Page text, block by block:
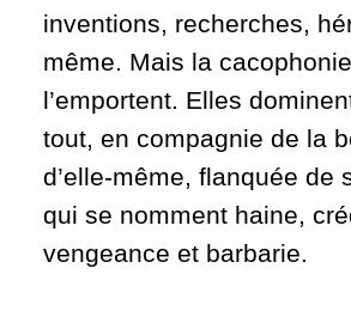
inventions, recherches,
même. Mais la
l’emportent. Elles
tout, en compagnie de la
d’elle-même, flanquée de
qui se nomment haine,
vengeance et barbarie.